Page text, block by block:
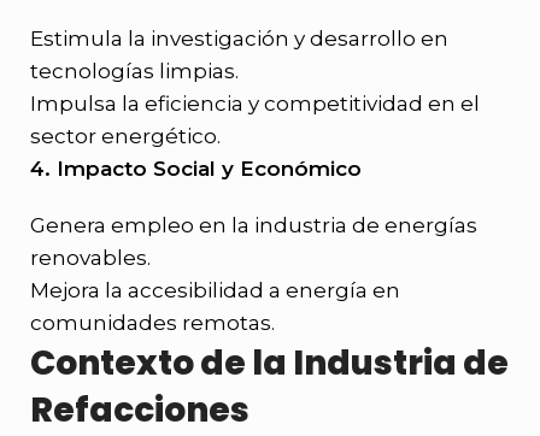
Estimula la investigación y desarrollo en
tecnologías limpias.
Impulsa la eficiencia y competitividad en el
sector energético.
4. Impacto Social y Económico
Genera empleo en la industria de energías
renovables.
Mejora la accesibilidad a energía en
comunidades remotas.
Contexto de la Industria de
Refacciones